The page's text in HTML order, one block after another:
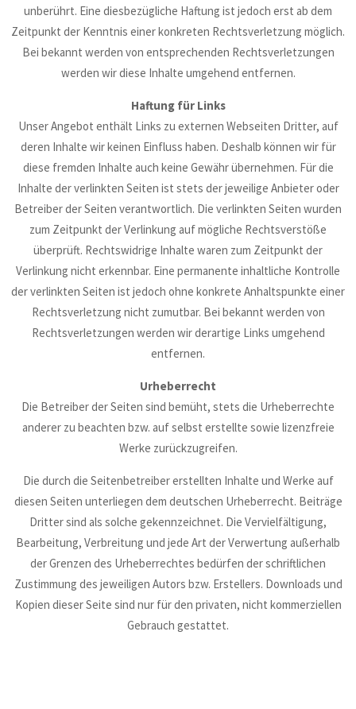
unberührt. Eine diesbezügliche Haftung ist jedoch erst ab dem
Zeitpunkt der Kenntnis einer konkreten Rechtsverletzung möglich.
Bei bekannt werden von entsprechenden Rechtsverletzungen
werden wir diese Inhalte umgehend entfernen.
Haftung für Links
Unser Angebot enthält Links zu externen Webseiten Dritter, auf
deren Inhalte wir keinen Einfluss haben. Deshalb können wir für
diese fremden Inhalte auch keine Gewähr übernehmen. Für die
Inhalte der verlinkten Seiten ist stets der jeweilige Anbieter oder
Betreiber der Seiten verantwortlich. Die verlinkten Seiten wurden
zum Zeitpunkt der Verlinkung auf mögliche Rechtsverstöße
überprüft. Rechtswidrige Inhalte waren zum Zeitpunkt der
Verlinkung nicht erkennbar. Eine permanente inhaltliche Kontrolle
der verlinkten Seiten ist jedoch ohne konkrete Anhaltspunkte einer
Rechtsverletzung nicht zumutbar. Bei bekannt werden von
Rechtsverletzungen werden wir derartige Links umgehend
entfernen.
Urheberrecht
Die Betreiber der Seiten sind bemüht, stets die Urheberrechte
anderer zu beachten bzw. auf selbst erstellte sowie lizenzfreie
Werke zurückzugreifen.
Die durch die Seitenbetreiber erstellten Inhalte und Werke auf
diesen Seiten unterliegen dem deutschen Urheberrecht. Beiträge
Dritter sind als solche gekennzeichnet. Die Vervielfältigung,
Bearbeitung, Verbreitung und jede Art der Verwertung außerhalb
der Grenzen des Urheberrechtes bedürfen der schriftlichen
Zustimmung des jeweiligen Autors bzw. Erstellers. Downloads und
Kopien dieser Seite sind nur für den privaten, nicht kommerziellen
Gebrauch gestattet.